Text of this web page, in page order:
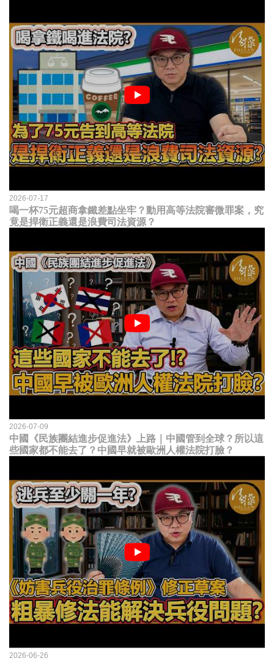
2026-07-17
喝一杯75元超商拿鐵差點坐牢？動用高等法院審微罪案，究
竟是捍衛正義還是浪費司法資源？
2026-07-09
中國《民族團結進步促進法》上路｜中國管到全球？所以這
些國家都不能去了？中國早就被歐洲人權法院打臉？
2026-06-26